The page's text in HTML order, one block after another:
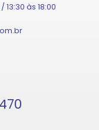
13:30 às 18:00